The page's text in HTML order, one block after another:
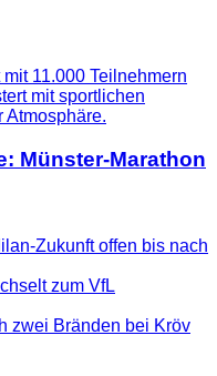
Münster-Marathon
Zukunft offen bis nach
zum VfL